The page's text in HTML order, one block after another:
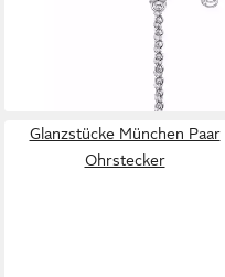
49,95 €
lieferbar - in 2-3 Werktagen bei dir
Glanzstücke München Paar
Ohrstecker